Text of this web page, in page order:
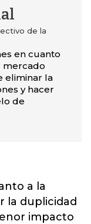
de la
en cuanto
mercado
eliminar la
y hacer
de
a la
la duplicidad
impacto